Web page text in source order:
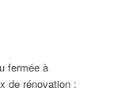
fermée à
de rénovation :